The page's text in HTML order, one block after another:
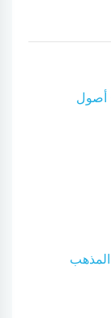
أصول